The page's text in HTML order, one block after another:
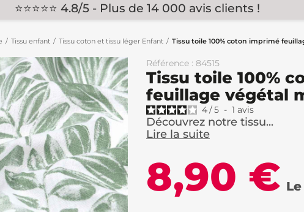
⭐⭐⭐⭐⭐ 4.8/5 - Plus de 14 000 avis clients !
Tissu enfant Tissu coton et tissu léger Enfant Tissu toile 100% coton imprimé
Référence : 84515
Tissu toile 100%
feuillage végétal
4/5 - 1 avis
Découvrez notre tissu...
Lire la suite
8,90 €